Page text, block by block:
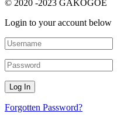
© 2020 -2023 GAKOGOE
Login to your account below
Forgotten Password?